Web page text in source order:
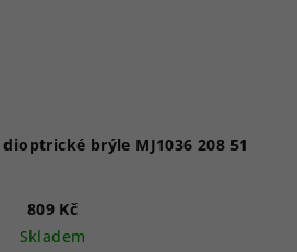
brýle MJ1036 208 51
809 Kč
Skladem